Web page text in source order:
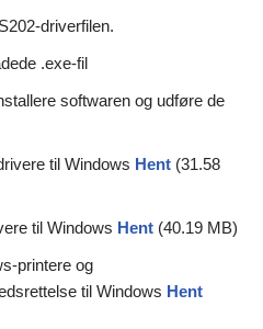
driverfilen.
.exe-fil
softwaren og udføre de
til Windows Hent (31.58
til Windows Hent (40.19 MB)
printere og
til Windows Hent